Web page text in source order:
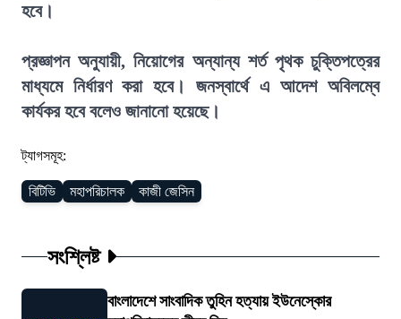
হবে।
প্রজ্ঞাপন অনুযায়ী, নিয়োগের অন্যান্য শর্ত পৃথক চুক্তিপত্রের
মাধ্যমে নির্ধারণ করা হবে। জনস্বার্থে এ আদেশ অবিলম্বে
কার্যকর হবে বলেও জানানো হয়েছে।
ট্যাগসমূহ:
বিটিভি মহাপরিচালক কাজী জেসিন
সংশ্লিষ্ট
বাংলাদেশে সাংবাদিক তুহিন হত্যায় ইউনেস্কোর